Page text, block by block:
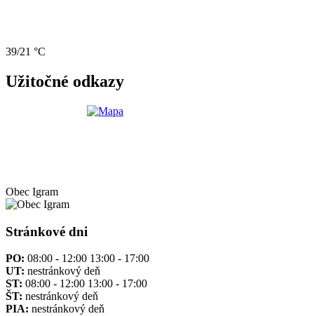
39/21 °C
Užitočné odkazy
Obec Igram
Stránkové dni
PO: 08:00 - 12:00 13:00 - 17:00
UT: nestránkový deň
ST: 08:00 - 12:00 13:00 - 17:00
ŠT: nestránkový deň
PIA: nestránkový deň